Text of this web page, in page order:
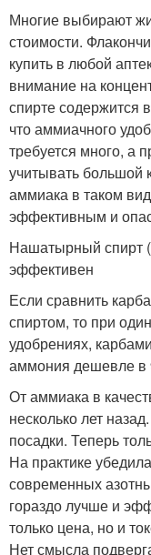
Многие выбирают
стоимости.
купить в любой
внимание на
спирте содержится
что аммиачного
требуется много, а
учитывать большой
аммиака в таком
эффективным и
Нашатырный спирт
эффективен
Если сравнить
спиртом, то при
удобрениях,
аммония дешевле в
От аммиака в
несколько лет
посадки. Теперь
На практике
современных
гораздо лучше и
только цена, но и
Нет смысла